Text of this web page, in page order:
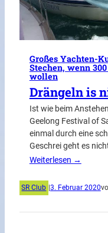
Großes Yachten-
Stechen, wenn
wollen
Drängeln is
Ist wie beim
Geelong Festival of
einmal durch eine
Geschrei geht es
Weiterlesen →
SR Club 3. Februar 2020